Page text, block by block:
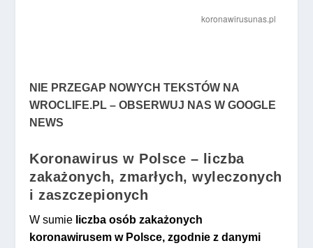
NIE PRZEGAP NOWYCH TEKSTÓW NA
WROCLIFE.PL – OBSERWUJ NAS W GOOGLE
NEWS
Koronawirus w Polsce – liczba
zakażonych, zmarłych, wyleczonych
i zaszczepionych
W sumie liczba osób zakażonych
koronawirusem w Polsce, zgodnie z danymi